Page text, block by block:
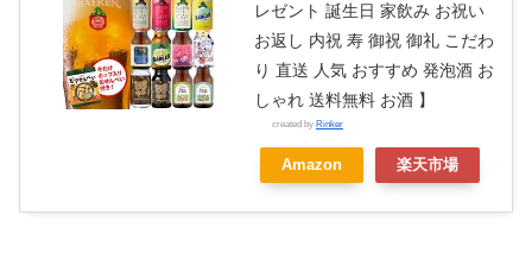
レゼント 誕生日 家飲み お祝い
お返し 内祝 寿 御祝 御礼 こだわ
り 直送 人気 おすすめ 発泡酒 お
しゃれ 送料無料 お酒 】
created by Rinker
Amazon 楽天市場